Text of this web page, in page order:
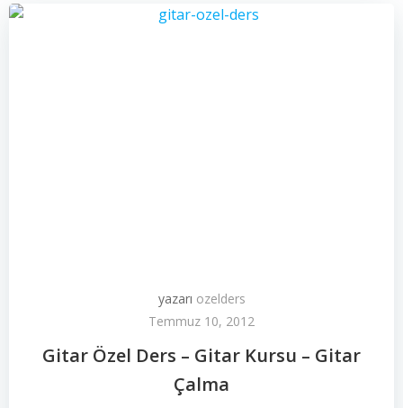
yazarı ozelders
Temmuz 10, 2012
Gitar Özel Ders – Gitar Kursu – Gitar
Çalma